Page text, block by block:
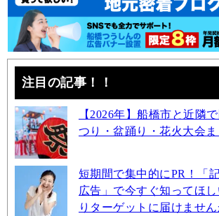
注目の記事！！
【2026年】船橋市と近隣
つり・盆踊り・花火大会ま
短期間で集中的にPR！「
広告」で今すぐ知ってほ
りターゲットに届けません